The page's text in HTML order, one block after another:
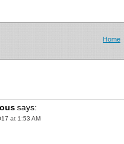
Home
says:
at 1:53 AM